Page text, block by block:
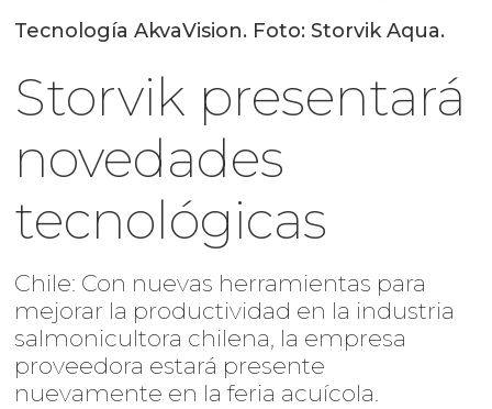
Tecnología AkvaVision. Foto: Storvik Aqua.
Storvik presentará
novedades
tecnológicas
Chile: Con nuevas herramientas para
mejorar la productividad en la industria
salmonicultora chilena, la empresa
proveedora estará presente
nuevamente en la feria acuícola.